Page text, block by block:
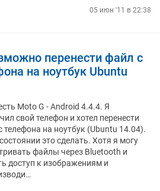
05 июн '11 в 22:38
перенести файл с
на ноутбук Ubuntu
Moto G - Android 4.4.4. Я
свой телефон и хотел перенести
на ноутбук (Ubuntu 14.04).
это сделать. Хотя я могу
файлы через Bluetooth и
доступ к изображениям и